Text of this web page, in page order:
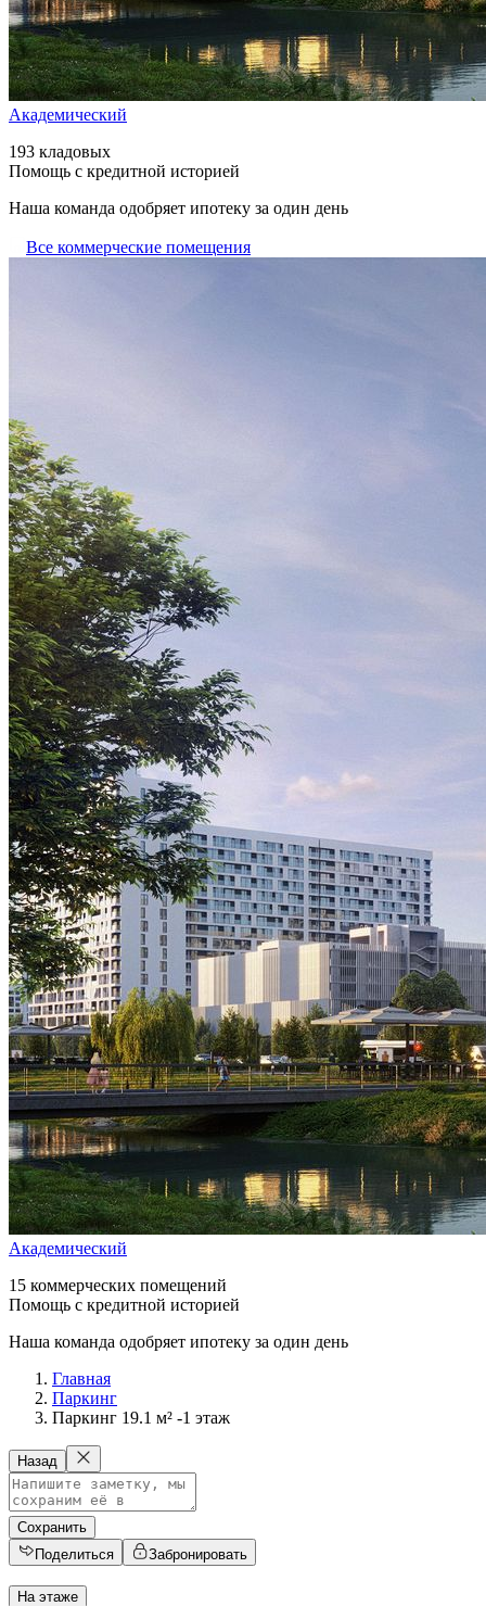
Академический
193 кладовых
Помощь с кредитной историей
Наша команда одобряет ипотеку за один день
Все коммерческие помещения
Академический
15 коммерческих помещений
Помощь с кредитной историей
Наша команда одобряет ипотеку за один день
Главная
Паркинг
Паркинг 19.1 м² -1 этаж
Назад
Сохранить
Поделиться
Забронировать
На этаже